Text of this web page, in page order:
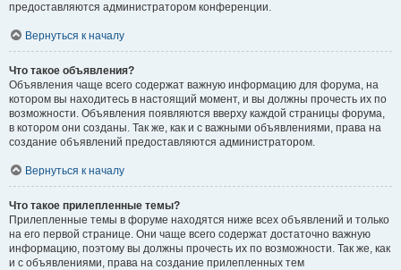
предоставляются администратором конференции.
Вернуться к началу
Что такое объявления?
Объявления чаще всего содержат важную информацию для форума, на
котором вы находитесь в настоящий момент, и вы должны прочесть их по
возможности. Объявления появляются вверху каждой страницы форума,
в котором они созданы. Так же, как и с важными объявлениями, права на
создание объявлений предоставляются администратором.
Вернуться к началу
Что такое прилепленные темы?
Прилепленные темы в форуме находятся ниже всех объявлений и только
на его первой странице. Они чаще всего содержат достаточно важную
информацию, поэтому вы должны прочесть их по возможности. Так же, как
и с объявлениями, права на создание прилепленных тем